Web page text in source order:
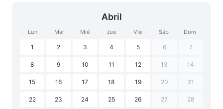
Abril
Lun Mar Mié Jue Vie Sáb Dom
1 2 3 4 5 6 7
8 9 10 11 12 13 14
15 16 17 18 19 20 21
22 23 24 25 26 27 28